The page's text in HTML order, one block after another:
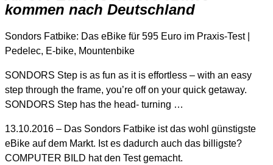
kommen nach Deutschland
Sondors Fatbike: Das eBike für 595 Euro im Praxis-Test |
Pedelec, E-bike, Mountenbike
SONDORS Step is as fun as it is effortless – with an easy
step through the frame, you’re off on your quick getaway.
SONDORS Step has the head- turning …
13.10.2016 – Das Sondors Fatbike ist das wohl günstigste
eBike auf dem Markt. Ist es dadurch auch das billigste?
COMPUTER BILD hat den Test gemacht.